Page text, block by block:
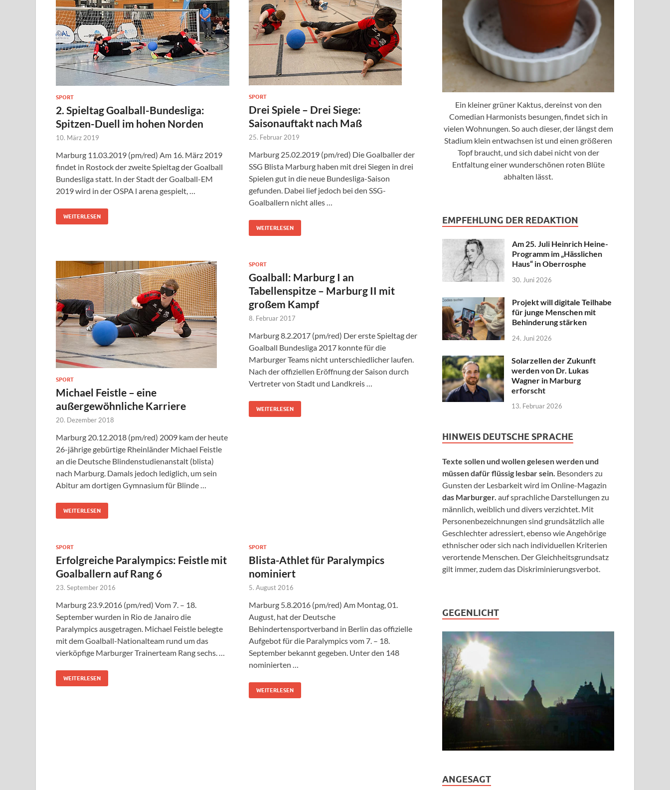
SPORT
2. Spieltag Goalball-Bundesliga:
Spitzen-Duell im hohen Norden
10. März 2019
Marburg 11.03.2019 (pm/red) Am 16. März 2019
findet in Rostock der zweite Spieltag der Goalball
Bundesliga statt. In der Stadt der Goalball-EM
2019 wird in der OSPA l arena gespielt, …
WEITERLESEN
SPORT
Drei Spiele – Drei Siege:
Saisonauftakt nach Maß
25. Februar 2019
Marburg 25.02.2019 (pm/red) Die Goalballer der
SSG Blista Marburg haben mit drei Siegen in drei
Spielen gut in die neue Bundesliga-Saison
gefunden. Dabei lief jedoch bei den SSG-
Goalballern nicht alles …
WEITERLESEN
SPORT
Michael Feistle – eine
außergewöhnliche Karriere
20. Dezember 2018
Marburg 20.12.2018 (pm/red) 2009 kam der heute
26-jährige gebürtige Rheinländer Michael Feistle
an die Deutsche Blindenstudienanstalt (blista)
nach Marburg. Damals jedoch lediglich, um sein
Abitur am dortigen Gymnasium für Blinde …
WEITERLESEN
SPORT
Goalball: Marburg I an
Tabellenspitze – Marburg II mit
großem Kampf
8. Februar 2017
Marburg 8.2.2017 (pm/red) Der erste Spieltag der
Goalball Bundesliga 2017 konnte für die
Marburger Teams nicht unterschiedlicher laufen.
Nach der offiziellen Eröffnung der Saison durch
Vertreter von Stadt und Landkreis …
WEITERLESEN
SPORT
Erfolgreiche Paralympics: Feistle mit
Goalballern auf Rang 6
23. September 2016
Marburg 23.9.2016 (pm/red) Vom 7. – 18.
September wurden in Rio de Janairo die
Paralympics ausgetragen. Michael Feistle belegte
mit dem Goalball-Nationalteam rund um das
vierköpfige Marburger Trainerteam Rang sechs. …
WEITERLESEN
SPORT
Blista-Athlet für Paralympics
nominiert
5. August 2016
Marburg 5.8.2016 (pm/red) Am Montag, 01.
August, hat der Deutsche
Behindertensportverband in Berlin das offizielle
Aufgebot für die Paralympics vom 7. – 18.
September bekannt gegeben. Unter den 148
nominierten …
WEITERLESEN
Ein kleiner grüner Kaktus, dereinst von den
Comedian Harmonists besungen, findet sich in
vielen Wohnungen. So auch dieser, der längst dem
Stadium klein entwachsen ist und einen größeren
Topf braucht, und sich dabei nicht von der
Entfaltung einer wunderschönen roten Blüte
abhalten lässt.
EMPFEHLUNG DER REDAKTION
Am 25. Juli Heinrich Heine-
Programm im „Hässlichen
Haus“ in Oberrosphe
30. Juni 2026
Projekt will digitale Teilhabe
für junge Menschen mit
Behinderung stärken
24. Juni 2026
Solarzellen der Zukunft
werden von Dr. Lukas
Wagner in Marburg
erforscht
13. Februar 2026
HINWEIS DEUTSCHE SPRACHE
Texte sollen und wollen gelesen werden und
müssen dafür flüssig lesbar sein. Besonders zu
Gunsten der Lesbarkeit wird im Online-Magazin
das Marburger. auf sprachliche Darstellungen zu
männlich, weiblich und divers verzichtet. Mit
Personenbezeichnungen sind grundsätzlich alle
Geschlechter adressiert, ebenso wie Angehörige
ethnischer oder sich nach individuellen Kriterien
verortende Menschen. Der Gleichheitsgrundsatz
gilt immer, zudem das Diskriminierungsverbot.
GEGENLICHT
ANGESAGT